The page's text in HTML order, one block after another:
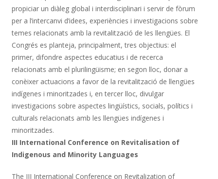
propiciar un diàleg global i interdisciplinari i servir de fòrum
per a l’intercanvi d’idees, experiències i investigacions sobre
temes relacionats amb la revitalització de les llengües. El
Congrés es planteja, principalment, tres objectius: el
primer, difondre aspectes educatius i de recerca
relacionats amb el plurilingüisme; en segon lloc, donar a
conèixer actuacions a favor de la revitalització de llengües
indígenes i minoritzades i, en tercer lloc, divulgar
investigacions sobre aspectes lingüístics, socials, polítics i
culturals relacionats amb les llengües indígenes i
minoritzades.
III International Conference on Revitalisation of
Indigenous and Minority Languages
The III International Conference on Revitalization of